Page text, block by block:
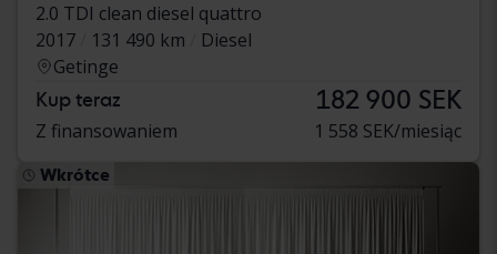
2.0 TDI clean diesel quattro
2017
131 490 km
Diesel
Getinge
Kup teraz 182 900 SEK
Z finansowaniem 1 558 SEK/miesiąc
Wkrótce